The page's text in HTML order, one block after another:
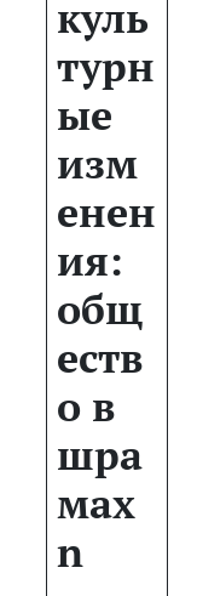
куль
турн
ые
изм
енен
ия:
общ
еств
о в
шра
мах
n